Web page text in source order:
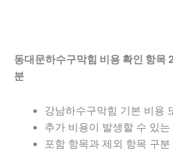
동대문하수구막힘 비용 확인 항
분
강남하수구막힘 기본 비용
추가 비용이 발생할 수 있는
포함 항목과 제외 항목 구분